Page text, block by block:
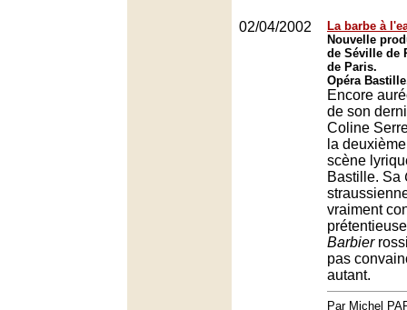
02/04/2002
La barbe à
Nouvelle
de Séville de
de Paris.
Opéra
Encore
de son
Coline
la
scène
Bastille. Sa
vraiment
Barbier
pas
autant.
Par Michel